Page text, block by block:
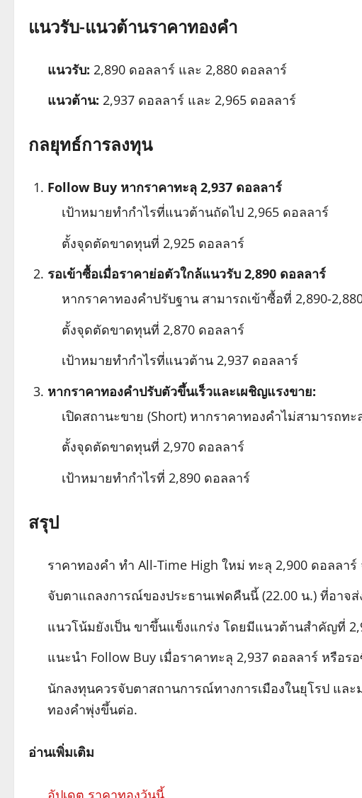
แนวรับ-แนวต้านราคาทองคำ
แนวรับ: 2,890 ดอลลาร์ และ 2,880 ดอลลาร์
แนวต้าน: 2,937 ดอลลาร์ และ 2,965 ดอลลาร์
กลยุทธ์การลงทุน
Follow Buy หากราคาทะลุ 2,937 ดอลลาร์
เป้าหมายทำกำไรที่แนวต้านถัดไป 2,965 ดอลลาร์
ตั้งจุดตัดขาดทุนที่ 2,925 ดอลลาร์
รอเข้าซื้อเมื่อราคาย่อตัวใกล้แนวรับ 2,890 ดอลลาร์
หากราคาทองคำปรับฐาน สามารถเข้าซื้อที่ 2,890-
ตั้งจุดตัดขาดทุนที่ 2,870 ดอลลาร์
เป้าหมายทำกำไรที่แนวต้าน 2,937 ดอลลาร์
หากราคาทองคำปรับตัวขึ้นเร็วและเผชิญแรงขาย:
เปิดสถานะขาย (Short) หากราคาทองคำไม่สามารถท
ตั้งจุดตัดขาดทุนที่ 2,970 ดอลลาร์
เป้าหมายทำกำไรที่ 2,890 ดอลลาร์
สรุป
ราคาทองคำ ทำ All-Time High ใหม่ ทะลุ 2,900 ดอลลา
จับตาแถลงการณ์ของประธานเฟดคืนนี้ (22.00 น.) ที่อาจ
แนวโน้มยังเป็น ขาขึ้นแข็งแกร่ง โดยมีแนวต้านสำคัญที่
แนะนำ Follow Buy เมื่อราคาทะลุ 2,937 ดอลลาร์ หรือร
นักลงทุนควรจับตาสถานการณ์ทางการเมืองในยุโรป แล
ทองคำพุ่งขึ้นต่อ.
อ่านเพิ่มเติม
อัปเดต ราคาทองวันนี้